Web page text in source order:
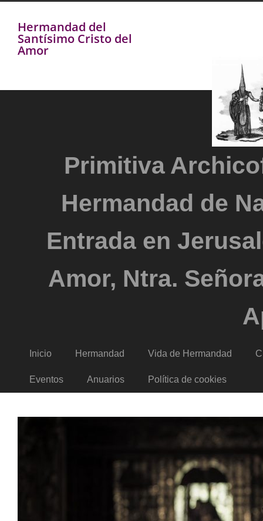
Hermandad del
Santísimo Cristo del
Amor
Primitiva
Hermandad de
Entrada en
Amor, Ntra.
Inicio Hermandad Vida de Hermandad
Eventos Anuarios Política de cookies